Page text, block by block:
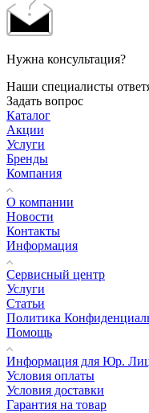
Нужна консультация?
Наши специалисты
Задать вопрос
Каталог
Акции
Услуги
Бренды
Компания
О компании
Новости
Контакты
Информация
Сервисный центр
Услуги
Статьи
Политика
Помощь
Информация для Юр.
Условия оплаты
Условия доставки
Гарантия на товар